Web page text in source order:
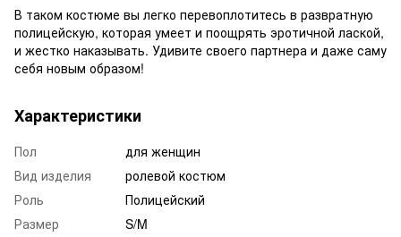
В таком костюме вы легко перевоплотитесь в развратную
полицейскую, которая умеет и поощрять эротичной лаской,
и жестко наказывать. Удивите своего партнера и даже саму
себя новым образом!
Характеристики
Пол
для женщин
Вид изделия
ролевой костюм
Роль
Полицейский
Размер
S/M